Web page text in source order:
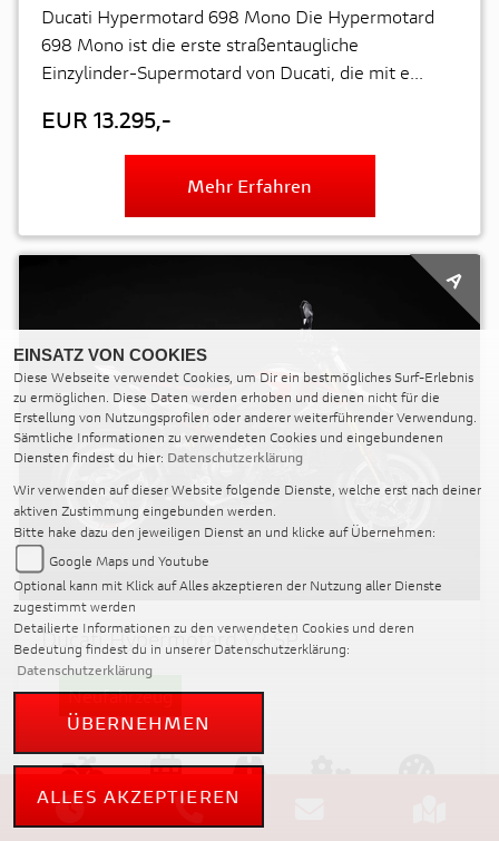
Ducati Hypermotard 698 Mono Die Hypermotard
698 Mono ist die erste straßentaugliche
Einzylinder-Supermotard von Ducati, die mit e...
EUR 13.295,-
Mehr Erfahren
Ducati Hypermotard V2 SP
Neufahrzeug
A
EINSATZ VON COOKIES
Diese Webseite verwendet Cookies, um Dir ein bestmögliches Surf-Erlebnis
zu ermöglichen. Diese Daten werden erhoben und dienen nicht für die
Erstellung von Nutzungsprofilen oder anderer weiterführender Verwendung.
Sämtliche Informationen zu verwendeten Cookies und eingebundenen
Diensten findest du hier: Datenschutzerklärung
Wir verwenden auf dieser Website folgende Dienste, welche erst nach deiner
aktiven Zustimmung eingebunden werden.
Bitte hake dazu den jeweiligen Dienst an und klicke auf Übernehmen:
Google Maps und Youtube
Optional kann mit Klick auf Alles akzeptieren der Nutzung aller Dienste
zugestimmt werden
Detailierte Informationen zu den verwendeten Cookies und deren
Bedeutung findest du in unserer Datenschutzerklärung:
Datenschutzerklärung
ÜBERNEHMEN
ALLES AKZEPTIEREN